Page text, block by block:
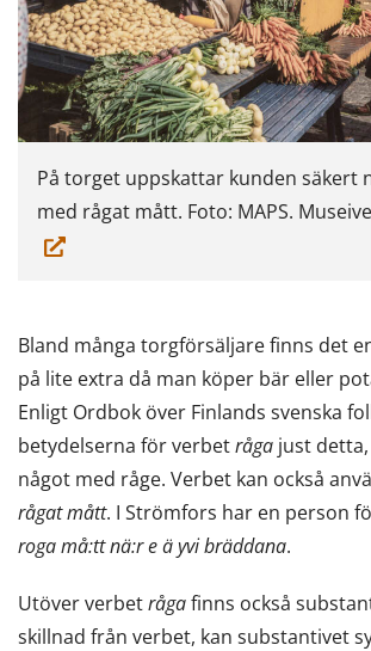
På torget uppskattar kunden säkert
med rågat mått. Foto: MAPS.
Bland många torgförsäljare finns det
på lite extra då man köper bär eller
Enligt Ordbok över Finlands svenska
betydelserna för verbetråga just
något med råge. Verbet kan också
rågat mått. I Strömfors har en person
roga må:tt nä:r e ä yvi bräddana.
Utöver verbetrågafinns också
skillnad från verbet, kan substantivet